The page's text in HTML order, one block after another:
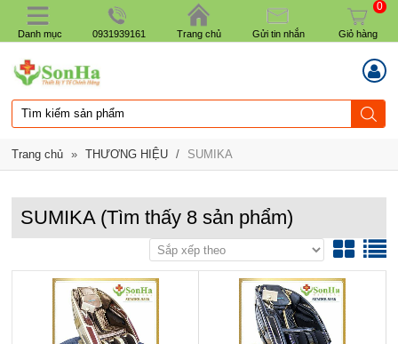
Danh mục 0931939161 Trang chủ Gửi tin nhắn
0
Giỏ hàng
Trang chủ » THƯƠNG HIỆU / SUMIKA
SUMIKA (Tìm thấy 8 sản phẩm)